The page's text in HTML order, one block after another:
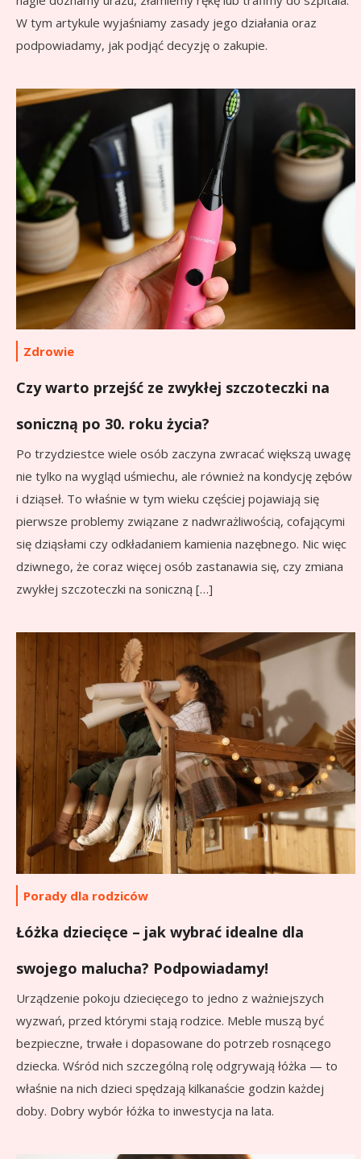
W tym artykule wyjaśniamy zasady jego działania oraz
podpowiadamy, jak podjąć decyzję o zakupie.
Zdrowie
Czy warto przejść ze zwykłej szczoteczki na
soniczną po 30. roku życia?
Po trzydziestce wiele osób zaczyna zwracać większą uwagę
nie tylko na wygląd uśmiechu, ale również na kondycję zębów
i dziąseł. To właśnie w tym wieku częściej pojawiają się
pierwsze problemy związane z nadwrażliwością, cofającymi
się dziąsłami czy odkładaniem kamienia nazębnego. Nic więc
dziwnego, że coraz więcej osób zastanawia się, czy zmiana
zwykłej szczoteczki na soniczną […]
Porady dla rodziców
Łóżka dziecięce – jak wybrać idealne dla
swojego malucha? Podpowiadamy!
Urządzenie pokoju dziecięcego to jedno z ważniejszych
wyzwań, przed którymi stają rodzice. Meble muszą być
bezpieczne, trwałe i dopasowane do potrzeb rosnącego
dziecka. Wśród nich szczególną rolę odgrywają łóżka — to
właśnie na nich dzieci spędzają kilkanaście godzin każdej
doby. Dobry wybór łóżka to inwestycja na lata.